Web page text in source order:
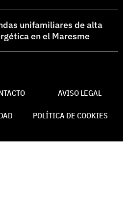
unifamiliares de alta
en el Maresme
AVISO LEGAL
POLÍTICA DE COOKIES